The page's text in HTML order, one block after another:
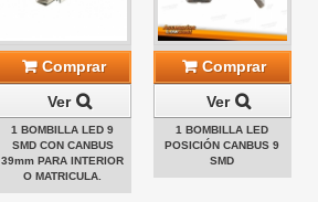
Comprar
Ver
1 BOMBILLA LED 9
SMD CON CANBUS
39mm PARA INTERIOR
O MATRICULA.
Comprar
Ver
1 BOMBILLA LED
POSICIÓN CANBUS 9
SMD